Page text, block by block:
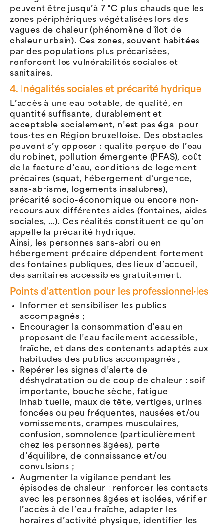
peuvent être jusqu’à 7 °C plus chauds que les
zones périphériques végétalisées lors des
vagues de chaleur (phénomène d’îlot de
chaleur urbain). Ces zones, souvent habitées
par des populations plus précarisées,
renforcent les vulnérabilités sociales et
sanitaires.
4. Inégalités sociales et précarité hydrique
L’accès à une eau potable, de qualité, en
quantité suffisante, durablement et
acceptable socialement, n’est pas égal pour
tous·tes en Région bruxelloise. Des obstacles
peuvent s’y opposer : qualité perçue de l’eau
du robinet, pollution émergente (PFAS), coût
de la facture d’eau, conditions de logement
précaires (squat, hébergement d’urgence,
sans-abrisme, logements insalubres),
précarité socio-économique ou encore non-
recours aux différentes aides (fontaines, aides
sociales, …). Ces réalités constituent ce qu’on
appelle la précarité hydrique.
Ainsi, les personnes sans-abri ou en
hébergement précaire dépendent fortement
des fontaines publiques, des lieux d’accueil,
des sanitaires accessibles gratuitement.
Points d’attention pour les professionnel·les
Informer et sensibiliser les publics
accompagnés ;
Encourager la consommation d’eau en
proposant de l’eau facilement accessible,
fraîche, et dans des contenants adaptés aux
habitudes des publics accompagnés ;
Repérer les signes d’alerte de
déshydratation ou de coup de chaleur : soif
importante, bouche sèche, fatigue
inhabituelle, maux de tête, vertiges, urines
foncées ou peu fréquentes, nausées et/ou
vomissements, crampes musculaires,
confusion, somnolence (particulièrement
chez les personnes âgées), perte
d’équilibre, de connaissance et/ou
convulsions ;
Augmenter la vigilance pendant les
épisodes de chaleur : renforcer les contacts
avec les personnes âgées et isolées, vérifier
l’accès à de l’eau fraîche, adapter les
horaires d’activité physique, identifier les